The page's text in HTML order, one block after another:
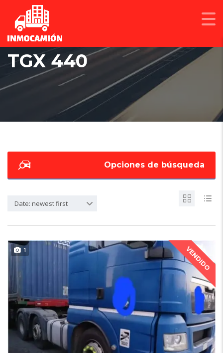
TGX 440
Opciones de búsqueda
Date: newest first
VENDIDO
1